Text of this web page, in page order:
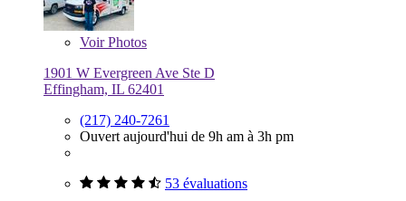
VoirPhotos
1901 W Evergreen Ave Ste D
Effingham, IL 62401
(217) 240-7261
Ouvert aujourd'hui de 9h am à 3h pm
53 évaluations